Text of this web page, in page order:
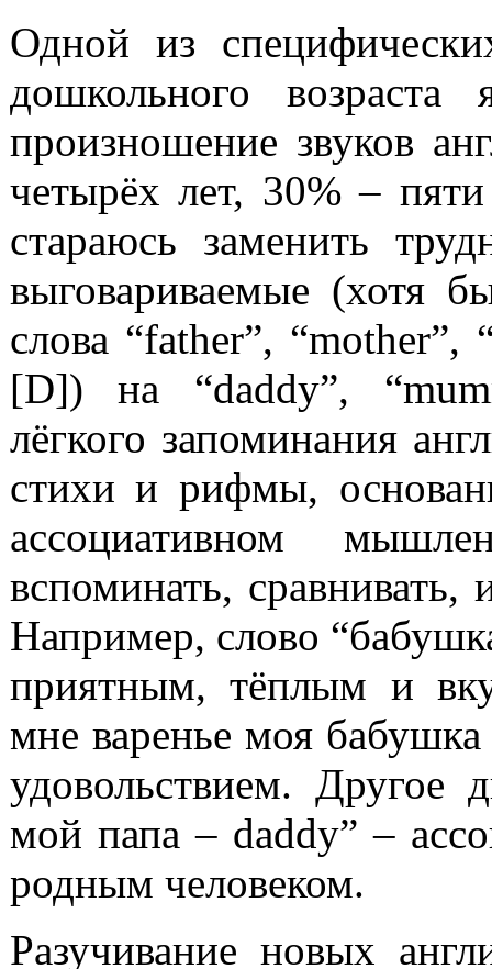
Одной из
дошкольного возраста
произношение звуков
четырёх лет, 30% –
стараюсь заменить
выговариваемые (хотя
слова “father”, “mother”,
[D]) на “daddy”,
лёгкого запоминания
стихи и рифмы,
ассоциативном
вспоминать,
Например, слово
приятным, тёплым и
мне варенье моя
удовольствием. Другое
мой папа – daddy” –
родным человеком.
Разучивание новых